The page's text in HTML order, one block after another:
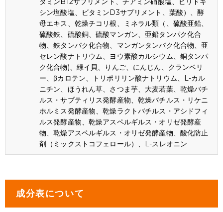
シン塩酸塩、ビタミンD3サプリメント、葉酸）、酵
母エキス、乾燥チコリ根、ミネラル類（、硫酸亜鉛、
硫酸鉄、硫酸銅、硫酸マンガン、亜鉛タンパク化合
物、鉄タンパク化合物、マンガンタンパク化合物、亜
セレン酸ナトリウム、ヨウ素酸カルシウム、銅タンパ
ク化合物)、緑イ貝、りんご、にんじん、クランベリ
ー、βカロテン、トリポリリン酸ナトリウム、L-カル
ニチン、ほうれん草、さつま芋、大麦若葉、乾燥バチ
ルス・サブティリス発酵産物、乾燥バチルス・リケニ
ホルミス発酵産物、乾燥ラクトバチルス・アシドフィ
ルス発酵産物、乾燥アスペルギルス・オリゼ発酵産
物、乾燥アスペルギルス・オリゼ発酵産物、酸化防止
剤（ミックストコフェロール）、L-スレオニン
成分表について